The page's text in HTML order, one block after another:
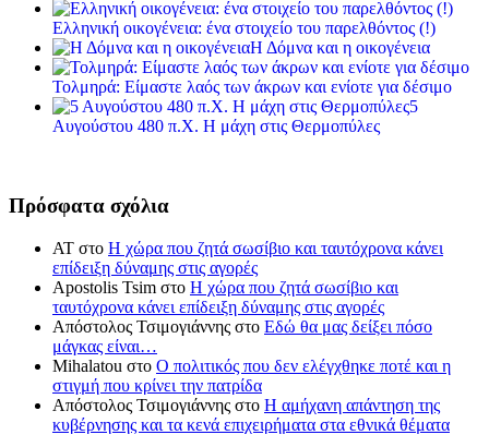
Ελληνική οικογένεια: ένα στοιχείο του παρελθόντος (!)
Η Δόμνα και η οικογένεια
Τολμηρά: Είμαστε λαός των άκρων και ενίοτε για δέσιμο
5
Αυγούστου 480 π.Χ. Η μάχη στις Θερμοπύλες
Πρόσφατα σχόλια
ΑΤ στο Η χώρα που ζητά σωσίβιο και ταυτόχρονα κάνει
επίδειξη δύναμης στις αγορές
Apostolis Tsim στο Η χώρα που ζητά σωσίβιο και
ταυτόχρονα κάνει επίδειξη δύναμης στις αγορές
Απόστολος Τσιμογιάννης στο Εδώ θα μας δείξει πόσο
μάγκας είναι…
Mihalatou στο Ο πολιτικός που δεν ελέγχθηκε ποτέ και η
στιγμή που κρίνει την πατρίδα
Απόστολος Τσιμογιάννης στο Η αμήχανη απάντηση της
κυβέρνησης και τα κενά επιχειρήματα στα εθνικά θέματα